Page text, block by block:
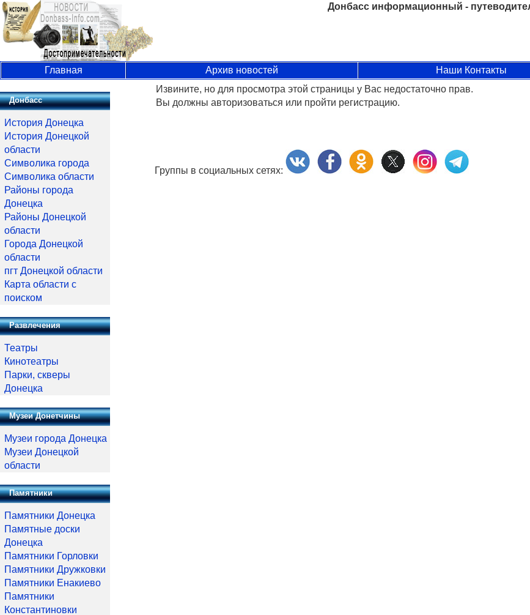
Донбасс информационный -
Главная Архив новостей Наши Контакты
Извините, но для просмотра этой страницы у Вас недостаточно прав.
Вы должны авторизоваться или пройти регистрацию.
Группы в социальных сетях:
Донбасс
История Донецка
История Донецкой
области
Символика города
Символика области
Районы города
Донецка
Районы Донецкой
области
Города Донецкой
области
пгт Донецкой области
Карта области с
поиском
Развлечения
Театры
Кинотеатры
Парки, скверы
Донецка
Музеи Донетчины
Музеи города Донецка
Музеи Донецкой
области
Памятники
Памятники Донецка
Памятные доски
Донецка
Памятники Горловки
Памятники Дружковки
Памятники Енакиево
Памятники
Константиновки